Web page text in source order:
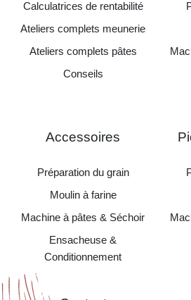
Calculatrices de rentabilité
Ateliers complets meunerie
Ateliers complets pâtes
Conseils
Accessoires
Préparation du grain
Moulin à farine
Machine à pâtes & Séchoir
Ensacheuse &
Conditionnement